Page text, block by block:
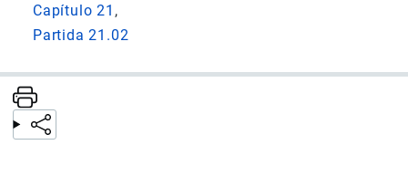
Capítulo 21
Partida 21.02